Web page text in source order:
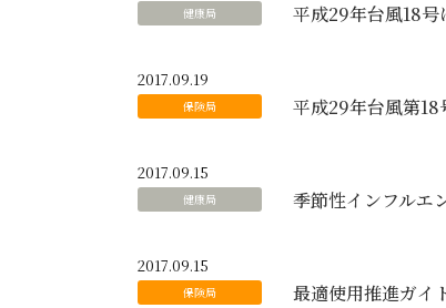
平成29年台風18
2017.09.19
平成29年台風第
2017.09.15
季節性インフルエ
2017.09.15
最適使用推進ガイ